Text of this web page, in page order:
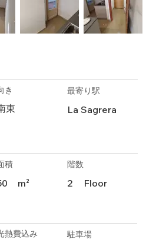
き
東
最寄り駅
La Sagrera
積 階数
m² 2 Floor
熱費込み 駐車場